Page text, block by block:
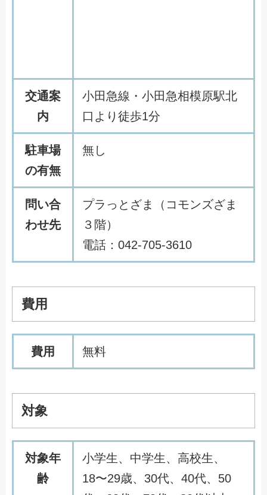
交通案
内
小田急線・小田急相模原駅北
口より徒歩1分
駐車場
の有無
無し
問い合
わせ先
プラっとざま（コモンズざま
３階）
電話：042-705-3610
費用
費用 無料
対象
対象年
齢
小学生、中学生、高校生、
18〜29歳、30代、40代、50